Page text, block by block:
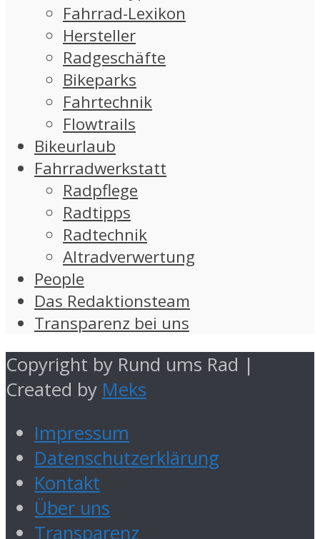
Fahrrad-Lexikon
Hersteller
Radgeschäfte
Bikeparks
Fahrtechnik
Flowtrails
Bikeurlaub
Fahrradwerkstatt
Radpflege
Radtipps
Radtechnik
Altradverwertung
People
Das Redaktionsteam
Transparenz bei uns
Copyright by Rund ums Rad |
Created by Meks
Impressum
Datenschutzerklärung
Kontakt
Über uns
Transparenz